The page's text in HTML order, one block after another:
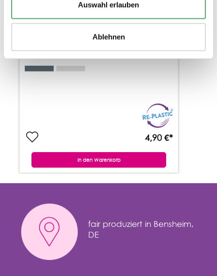
Auswahl erlauben
Ablehnen
1M LANG
2 Varianten
4,90 €*
In den Warenkorb
fair produziert in Bensheim,
DE